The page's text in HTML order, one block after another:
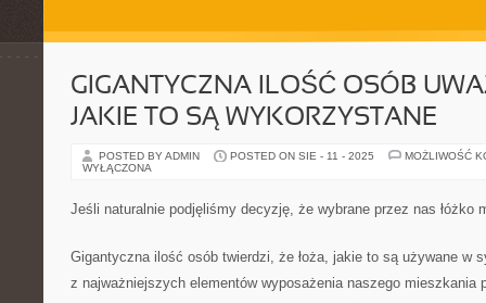
GIGANTYCZNA ILOŚĆ OSÓB
JAKIE TO SĄ WYKORZYSTANE
POSTED BY ADMIN POSTED ON SIE - 11 - 2025
MOŻLIWOŚĆ
WYŁĄCZONA
Jeśli naturalnie podjęliśmy decyzję, że wybrane przez nas łóżko
Gigantyczna ilość osób twierdzi, że łoża, jakie to są używane w
z najważniejszych elementów wyposażenia naszego mieszkania